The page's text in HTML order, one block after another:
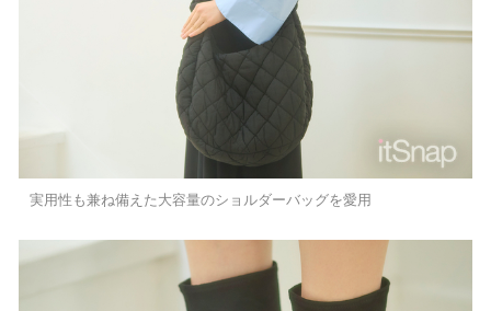
実用性も兼ね備えた大容量のショルダーバッグを愛用